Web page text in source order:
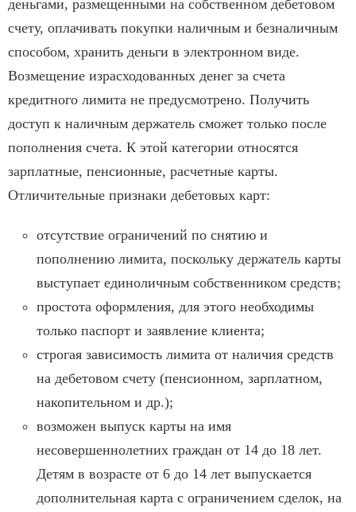
деньгами, размещенными на собственном дебетовом
счету, оплачивать покупки наличным и безналичным
способом, хранить деньги в электронном виде.
Возмещение израсходованных денег за счета
кредитного лимита не предусмотрено. Получить
доступ к наличным держатель сможет только после
пополнения счета. К этой категории относятся
зарплатные, пенсионные, расчетные карты.
Отличительные признаки дебетовых карт:
отсутствие ограничений по снятию и
пополнению лимита, поскольку держатель карты
выступает единоличным собственником средств;
простота оформления, для этого необходимы
только паспорт и заявление клиента;
строгая зависимость лимита от наличия средств
на дебетовом счету (пенсионном, зарплатном,
накопительном и др.);
возможен выпуск карты на имя
несовершеннолетних граждан от 14 до 18 лет.
Детям в возрасте от 6 до 14 лет выпускается
дополнительная карта с ограничением сделок, на